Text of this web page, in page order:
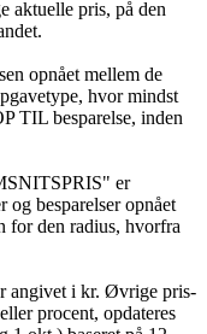
pris, på den
opnået mellem de
hvor mindst
TIL besparelse, inden
er
og besparelser opnået
for den radius, hvorfra
angivet i kr. Øvrige pris-
procent, opdateres